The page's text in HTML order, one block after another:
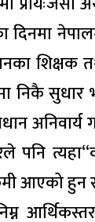
दिनमा
शिक्षक
निकै
आएको हुन